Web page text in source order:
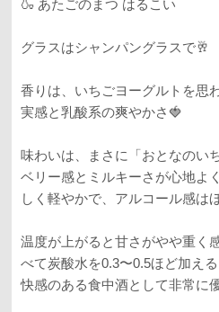
🍶 あたごのまつ はるこい
グラスはシャンパングラスで🥂
香りは、いちごヨーグルトを思
実感と乳酸系の爽やかさ🍓
味わいは、まさに「おとなのい
ベリー感とミルキーさが心地よ
しく軽やかで、アルコール感は
温度が上がると甘さがやや重く
べて炭酸水を0.3〜0.5ほど加え
快感のある食中酒として非常に